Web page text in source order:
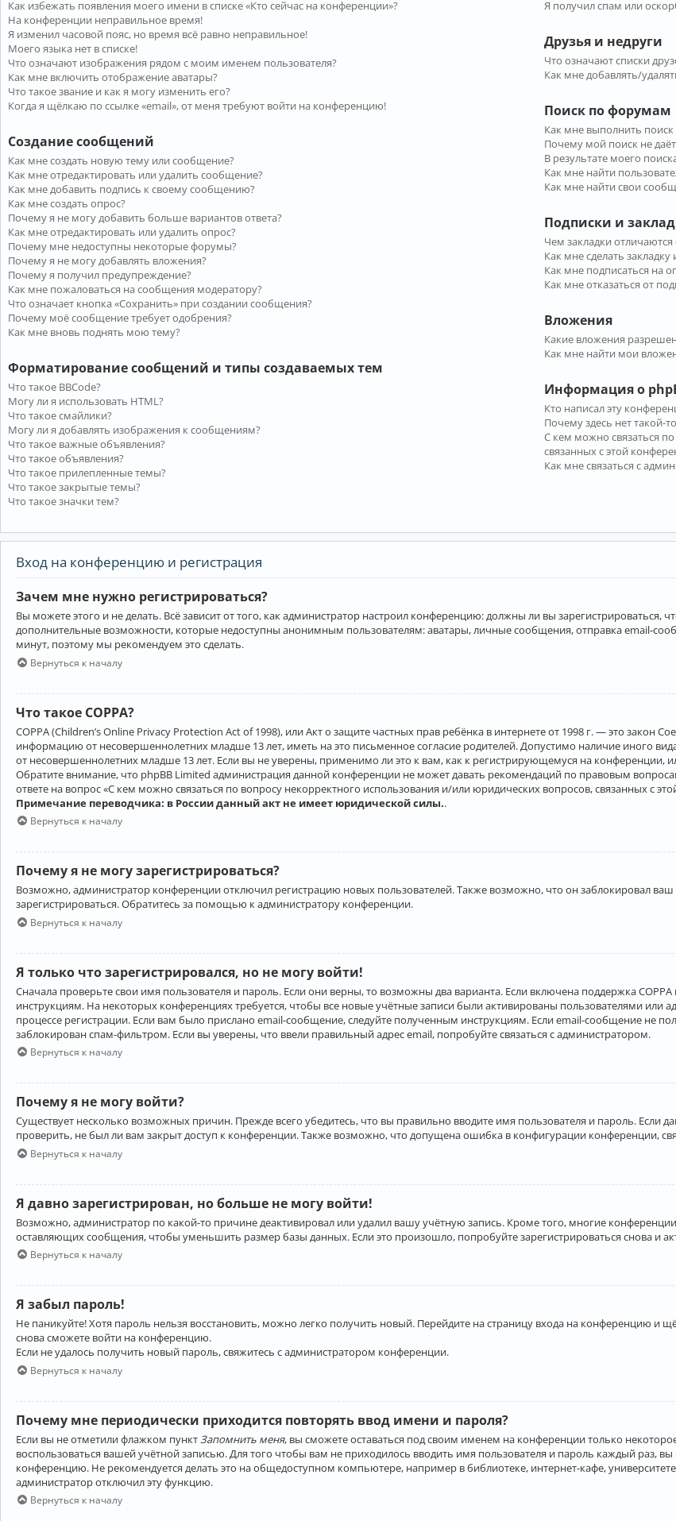
Как избежать появления моего имени в списке «Кто сейчас на конференции»?
На конференции неправильное время!
Я изменил часовой пояс, но время всё равно неправильное!
Моего языка нет в списке!
Что означают изображения рядом с моим именем пользователя?
Как мне включить отображение аватары?
Что такое звание и как я могу изменить его?
Когда я щёлкаю по ссылке «email», от меня требуют войти на конференцию!
Создание сообщений
Как мне создать новую тему или сообщение?
Как мне отредактировать или удалить сообщение?
Как мне добавить подпись к своему сообщению?
Как мне создать опрос?
Почему я не могу добавить больше вариантов ответа?
Как мне отредактировать или удалить опрос?
Почему мне недоступны некоторые форумы?
Почему я не могу добавлять вложения?
Почему я получил предупреждение?
Как мне пожаловаться на сообщения модератору?
Что означает кнопка «Сохранить» при создании сообщения?
Почему моё сообщение требует одобрения?
Как мне вновь поднять мою тему?
Форматирование сообщений и типы создаваемых тем
Что такое BBCode?
Могу ли я использовать HTML?
Что такое смайлики?
Могу ли я добавлять изображения к сообщениям?
Что такое важные объявления?
Что такое объявления?
Что такое прилепленные темы?
Что такое закрытые темы?
Что такое значки тем?
Я получил спам или
Друзья и недруги
Что означают списки
Как мне добавлять/
Поиск по форумам
Как мне выполнить
Почему мой поиск не даёт
В результате моего
Как мне найти
Как мне найти свои
Подписки и
Чем закладки отличаются
Как мне сделать
Как мне подписаться на
Как мне отказаться от
Вложения
Какие вложения
Как мне найти мои
Информация о
Кто написал эту
Почему здесь нет такой-
С кем можно связаться
связанных с этой
Как мне связаться с
Вход на конференцию и регистрация
Зачем мне нужно регистрироваться?
Вы можете этого и не делать. Всё зависит от того, как администратор настроил конференцию: должны ли вы
дополнительные возможности, которые недоступны анонимным пользователям: аватары, личные сообщения, отправка email-
минут, поэтому мы рекомендуем это сделать.
Вернуться к началу
Что такое COPPA?
COPPA (Children’s Online Privacy Protection Act of 1998), или Акт о защите частных прав ребёнка в интернете от 1998 г. — это
информацию от несовершеннолетних младше 13 лет, иметь на это письменное согласие родителей. Допустимо наличие иного
от несовершеннолетних младше 13 лет. Если вы не уверены, применимо ли это к вам, как к регистрирующемуся на
Обратите внимание, что phpBB Limited администрация данной конференции не может давать рекомендаций по правовым
ответе на вопрос «С кем можно связаться по вопросу некорректного использования и/или юридических вопросов, связанных с
Примечание переводчика: в России данный акт не имеет юридической силы..
Вернуться к началу
Почему я не могу зарегистрироваться?
Возможно, администратор конференции отключил регистрацию новых пользователей. Также возможно, что он заблокировал
зарегистрироваться. Обратитесь за помощью к администратору конференции.
Вернуться к началу
Я только что зарегистрировался, но не могу войти!
Сначала проверьте свои имя пользователя и пароль. Если они верны, то возможны два варианта. Если включена поддержка
инструкциям. На некоторых конференциях требуется, чтобы все новые учётные записи были активированы пользователями или
процессе регистрации. Если вам было прислано email-сообщение, следуйте полученным инструкциям. Если email-сообщение не
заблокирован спам-фильтром. Если вы уверены, что ввели правильный адрес email, попробуйте связаться с администратором.
Вернуться к началу
Почему я не могу войти?
Существует несколько возможных причин. Прежде всего убедитесь, что вы правильно вводите имя пользователя и пароль. Если
проверить, не был ли вам закрыт доступ к конференции. Также возможно, что допущена ошибка в конфигурации конференции,
Вернуться к началу
Я давно зарегистрирован, но больше не могу войти!
Возможно, администратор по какой-то причине деактивировал или удалил вашу учётную запись. Кроме того, многие
оставляющих сообщения, чтобы уменьшить размер базы данных. Если это произошло, попробуйте зарегистрироваться снова и
Вернуться к началу
Я забыл пароль!
Не паникуйте! Хотя пароль нельзя восстановить, можно легко получить новый. Перейдите на страницу входа на конференцию и
снова сможете войти на конференцию.
Если не удалось получить новый пароль, свяжитесь с администратором конференции.
Вернуться к началу
Почему мне периодически приходится повторять ввод имени и пароля?
Если вы не отметили флажком пункт Запомнить меня, вы сможете оставаться под своим именем на конференции только
воспользоваться вашей учётной записью. Для того чтобы вам не приходилось вводить имя пользователя и пароль каждый раз,
конференцию. Не рекомендуется делать это на общедоступном компьютере, например в библиотеке, интернет-кафе, университете
администратор отключил эту функцию.
Вернуться к началу